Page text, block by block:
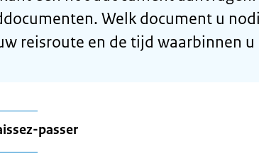
Welk document u
reisroute en de tijd waarbinnen
passer